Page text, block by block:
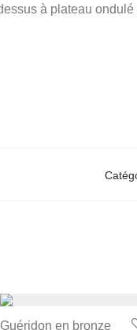
à plateau ondulé
Guéridon en bronze